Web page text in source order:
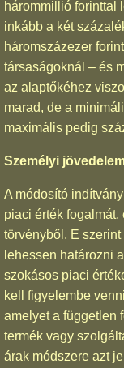
hárommillió forinttal
inkább a két
háromszázezer
társaságoknál – és
az alaptőkéhez
marad, de a
maximális pedig
Személyi
A módosító
piaci érték
törvényből. E
lehessen határozni
szokásos piaci
kell figyelembe
amelyet a független
termék vagy
árak módszere azt